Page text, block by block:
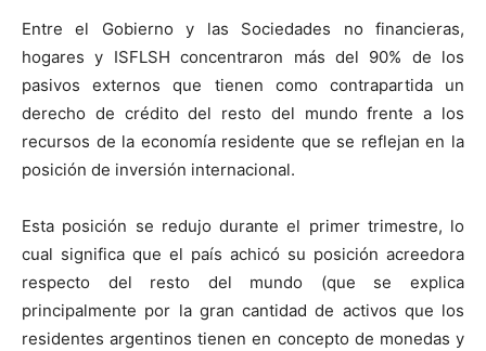
Entre el Gobierno y las Sociedades no financieras,
hogares y ISFLSH concentraron más del 90% de los
pasivos externos que tienen como contrapartida un
derecho de crédito del resto del mundo frente a los
recursos de la economía residente que se reflejan en la
posición de inversión internacional.
Esta posición se redujo durante el primer trimestre, lo
cual significa que el país achicó su posición acreedora
respecto del resto del mundo (que se explica
principalmente por la gran cantidad de activos que los
residentes argentinos tienen en concepto de monedas y